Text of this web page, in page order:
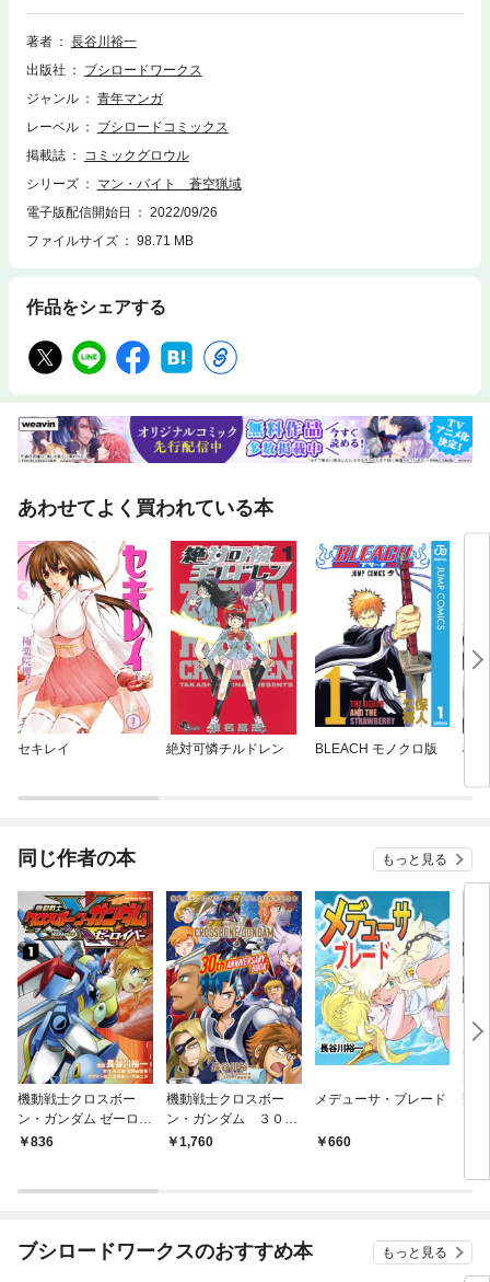
著者
長谷川裕一
出版社
ブシロードワークス
ジャンル
青年マンガ
レーベル
ブシロードコミックス
掲載誌
コミックグロウル
シリーズ
マン・バイト 蒼空猟域
電子版配信開始日
2022/09/26
ファイルサイズ
98.71 MB
作品をシェアする
あわせてよく買われている本
セキレイ 絶対可憐チルドレン BLEACH モノクロ版
機
同じ作者の本 もっと見る
機動戦士クロスボー
ン・ガンダム ゼーロイ
バー（1）
836
機動戦士クロスボー
ン・ガンダム ３０周
年記念本
1,760
メデューサ・ブレード
660
飛
ブシロードワークスのおすすめ本 もっと見る